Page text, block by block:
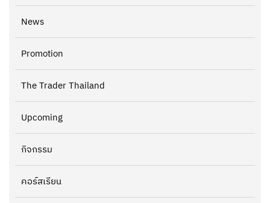
News
Promotion
The Trader Thailand
Upcoming
กิจกรรม
คอร์สเรียน